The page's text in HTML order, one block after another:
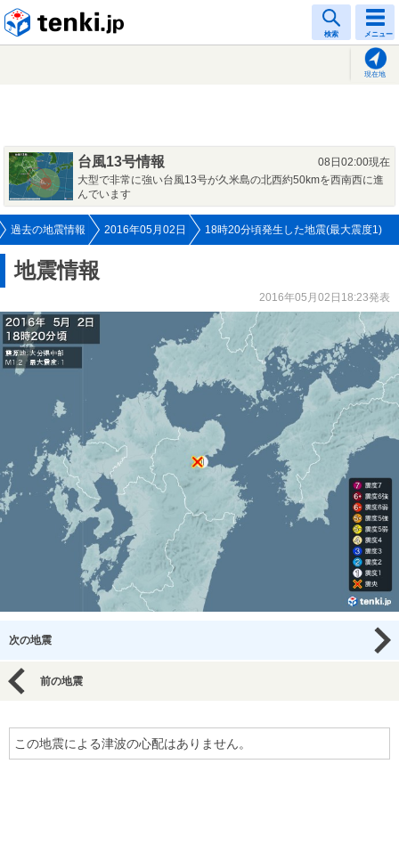
検索 メニュー
現在地
台風13号情報
08日02:00現在
大型で非常に強い台風13号が久米島の北西約50kmを西南西に進
んでいます
過去の地震情報 2016年05月02日 18時20分頃発生した地震(最大震度1)
地震情報
2016年05月02日18:23発表
次の地震
前の地震
この地震による津波の心配はありません。